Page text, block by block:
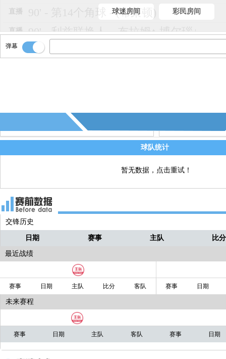
直播 90' - 第14个角球 - (布莱顿)
直播 90' - 利兹联换人，布拉姆↑ 博尔瑙↓
直播 89' - 第18个射偏 - (布莱顿)
球迷房间 彩民房间
弹幕
球队统计
暂无数据，点击重试！
交锋历史
日期 赛事 主队 比分
最近战绩
赛事 日期 主队 比分 客队 赛事 日期
未来赛程
赛事 日期 主队 客队 赛事 日期